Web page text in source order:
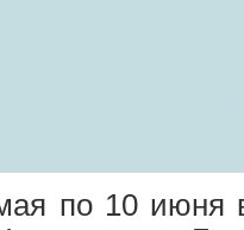
по 10 июня